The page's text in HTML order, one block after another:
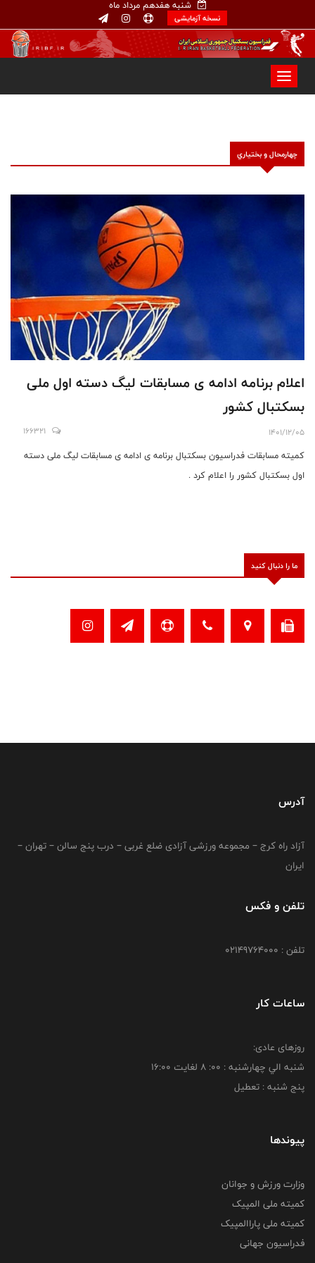
شنبه هفدهم مرداد ماه
نسخه آزمایشی
چهارمحال و بختياري
اعلام برنامه ادامه ی مسابقات لیگ دسته اول ملی
بسکتبال کشور
1401/12/05
166321
کمیته مسابقات فدراسیون بسکتبال برنامه ی ادامه ی مسابقات لیگ ملی دسته
اول بسکتبال کشور را اعلام کرد .
ما را دنبال کنید
آدرس
آزاد راه کرج – مجموعه ورزشی آزادی ضلع غربی – درب پنج سالن – تهران –
ایران
تلفن و فکس
تلفن : 02149764000
ساعات کار
روزهای عادی:
شنبه الي چهارشنبه : 00: 8 لغايت 16:00
پنج شنبه : تعطیل
پیوندها
وزارت ورزش و جوانان
کمیته ملی المپیک
کمیته ملی پاراالمپیک
فدراسیون جهانی